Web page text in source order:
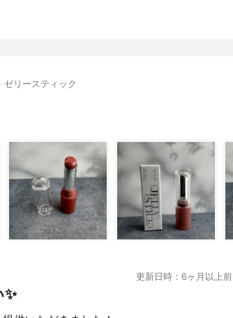
リースティック
更新日時：6ヶ月以上前